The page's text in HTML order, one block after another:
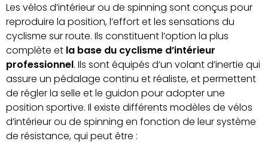
Les vélos d’intérieur ou de spinning sont conçus pour
reproduire la position, l’effort et les sensations du
cyclisme sur route. Ils constituent l’option la plus
complète et la base du cyclisme d’intérieur
professionnel. Ils sont équipés d’un volant d’inertie qui
assure un pédalage continu et réaliste, et permettent
de régler la selle et le guidon pour adopter une
position sportive. Il existe différents modèles de vélos
d’intérieur ou de spinning en fonction de leur système
de résistance, qui peut être :